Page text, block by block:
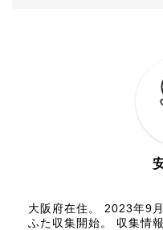
大阪府在住。 2023年9
ふた収集開始。 収集情